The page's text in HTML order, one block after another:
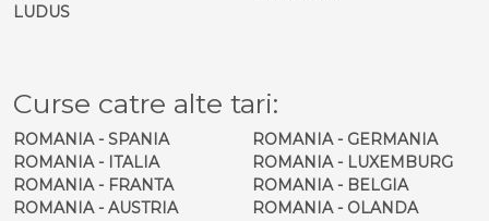
LUDUS
Curse catre alte tari:
ROMANIA - SPANIA
ROMANIA - ITALIA
ROMANIA - FRANTA
ROMANIA - AUSTRIA
ROMANIA - GERMANIA
ROMANIA - LUXEMBURG
ROMANIA - BELGIA
ROMANIA - OLANDA